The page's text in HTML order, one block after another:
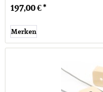
197,00 € *
Merken